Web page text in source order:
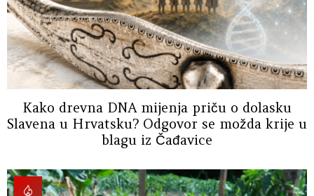
Kako drevna DNA mijenja priču o dolasku
Slavena u Hrvatsku? Odgovor se možda krije u
blagu iz Čađavice